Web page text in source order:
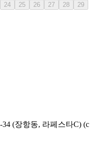
24 25 26 27 28
29
(장항동, 라페스타C) (c